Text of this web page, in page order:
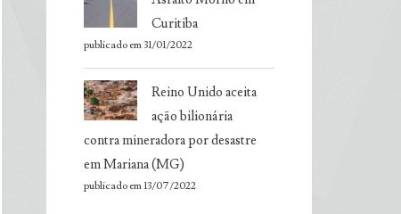
Curitiba
publicado em 31/01/2022
Reino Unido aceita
ação bilionária
contra mineradora por desastre
em Mariana (MG)
publicado em 13/07/2022